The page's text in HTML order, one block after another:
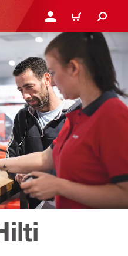
УВІЙТИ АБО
КОШИК